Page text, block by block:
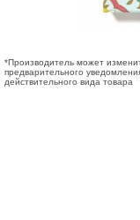
*Производитель может
предварительного
действительного вида товара